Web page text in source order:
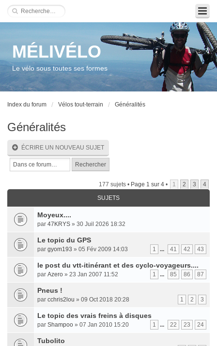
MÉLIVÉLO
Le vélo sous toutes ses formes
Index du forum Vélos tout-terrain Généralités
Généralités
ÉCRIRE UN NOUVEAU SUJET
177 sujets • Page 1 sur 4 • 1 2 3
4
SUJETS
Moyeux....
par 47KRYS » 30 Juil 2026 18:32
Le topic du GPS
1 ... 41 42 43
par gyom193 » 05 Fév 2009 14:03
le post du vtt-itinérant et des cyclo-voyageurs....
1 ... 85 86 87
par Azero » 23 Jan 2007 11:52
Pneus !
1 2 3
par cchris2lou » 09 Oct 2018 20:28
Le topic des vrais freins à disques
1 ... 22 23 24
par Shampoo » 07 Jan 2010 15:20
Tubolito